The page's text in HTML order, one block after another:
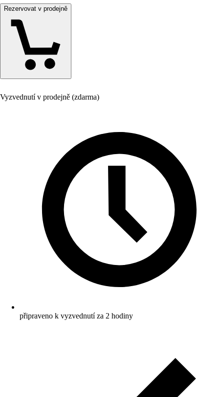
Rezervovat v prodejně
Vyzvednutí v prodejně (zdarma)
připraveno k vyzvednutí za 2 hodiny